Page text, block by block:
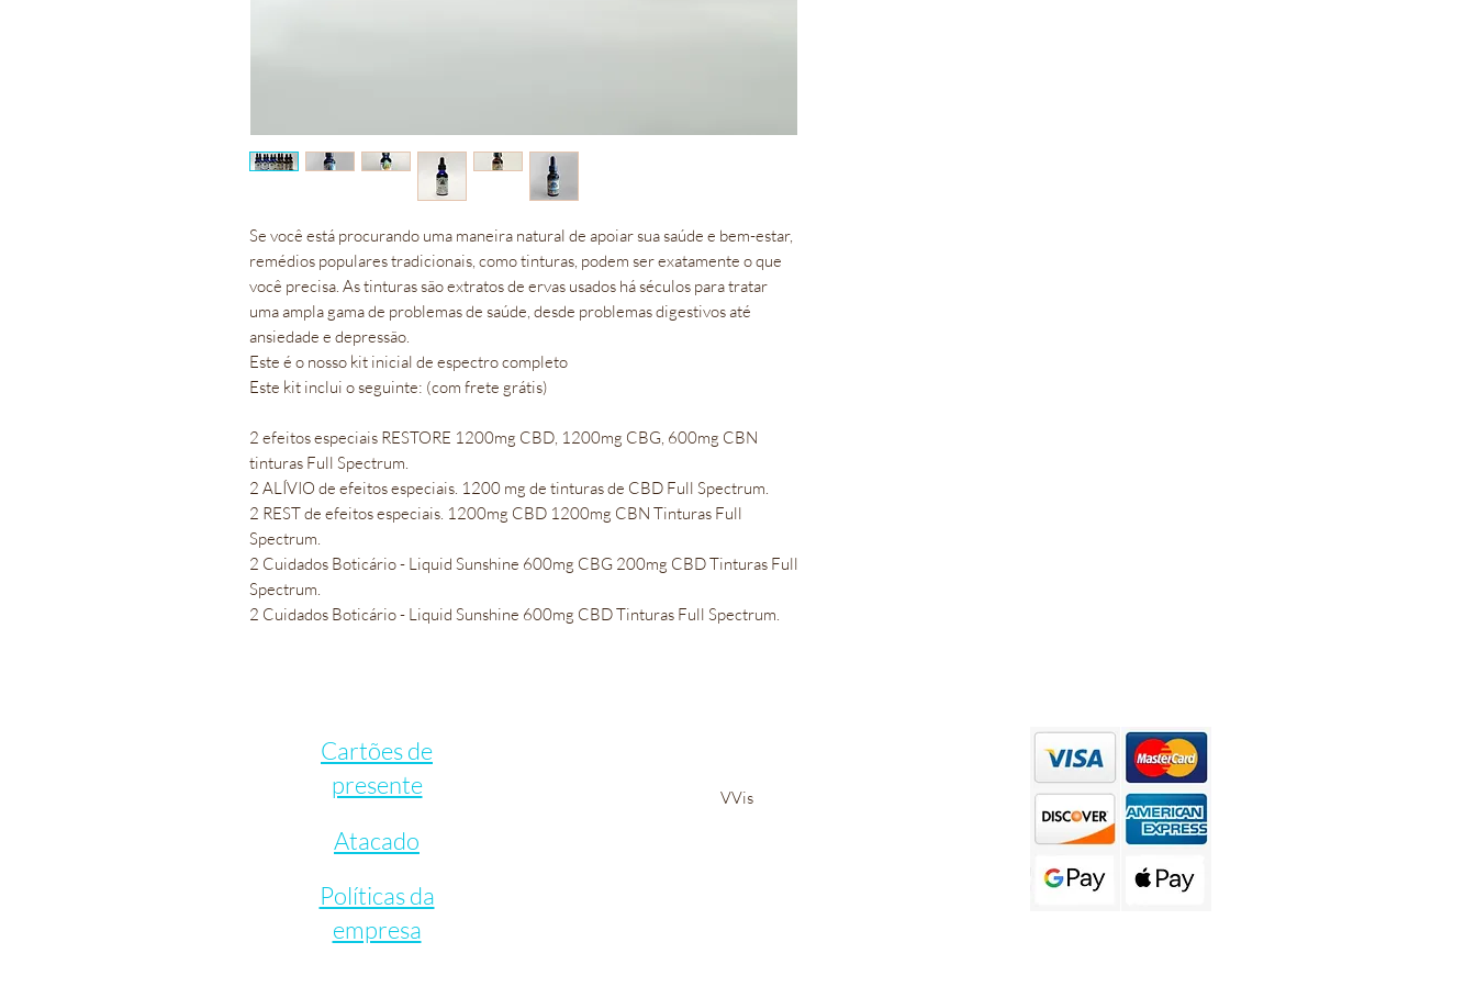
Se você está procurando uma maneira natural de apoiar sua saúde e bem-estar,
remédios populares tradicionais, como tinturas, podem ser exatamente o que
você precisa. As tinturas são extratos de ervas usados há séculos para tratar
uma ampla gama de problemas de saúde, desde problemas digestivos até
ansiedade e depressão.
Este é o nosso kit inicial de espectro completo
Este kit inclui o seguinte: (com frete grátis)
2 efeitos especiais RESTORE 1200mg CBD, 1200mg CBG, 600mg CBN
tinturas Full Spectrum.
2 ALÍVIO de efeitos especiais. 1200 mg de tinturas de CBD Full Spectrum.
2 REST de efeitos especiais. 1200mg CBD 1200mg CBN Tinturas Full
Spectrum.
2 Cuidados Boticário - Liquid Sunshine 600mg CBG 200mg CBD Tinturas Full
Spectrum.
2 Cuidados Boticário - Liquid Sunshine 600mg CBD Tinturas Full Spectrum.
Cartões de
presente
Atacado
Políticas da
empresa
VVis